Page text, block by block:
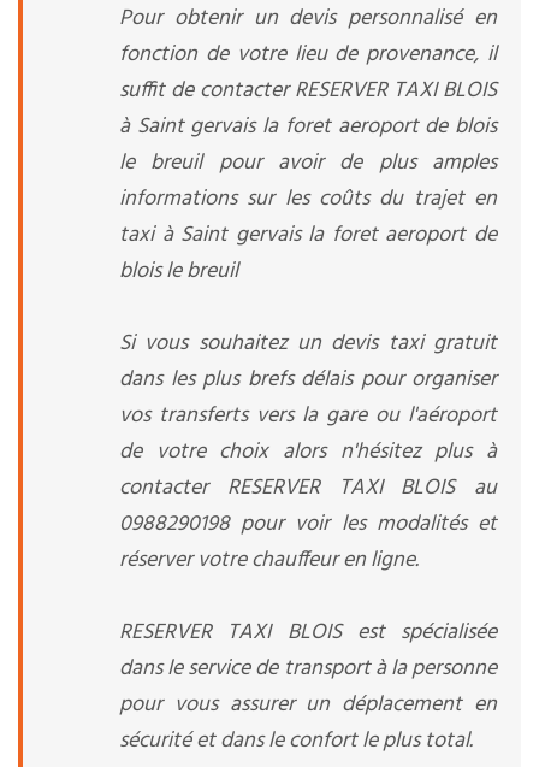
Pour obtenir un devis personnalisé en
fonction de votre lieu de provenance, il
suffit de contacter RESERVER TAXI BLOIS
à Saint gervais la foret aeroport de blois
le breuil pour avoir de plus amples
informations sur les coûts du trajet en
taxi à Saint gervais la foret aeroport de
blois le breuil
Si vous souhaitez un devis taxi gratuit
dans les plus brefs délais pour organiser
vos transferts vers la gare ou l'aéroport
de votre choix alors n'hésitez plus à
contacter RESERVER TAXI BLOIS au
0988290198 pour voir les modalités et
réserver votre chauffeur en ligne.
RESERVER TAXI BLOIS est spécialisée
dans le service de transport à la personne
pour vous assurer un déplacement en
sécurité et dans le confort le plus total.